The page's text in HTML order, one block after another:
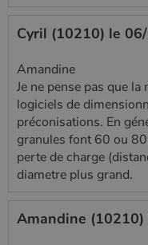
Cyril (10210) le
Amandine
Je ne pense pas que
logiciels de
préconisations. En
granules font 60 ou
perte de charge
diametre plus grand.
Amandine